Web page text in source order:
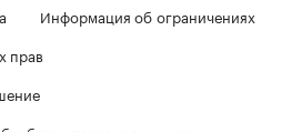
Информация об ограничениях
прав